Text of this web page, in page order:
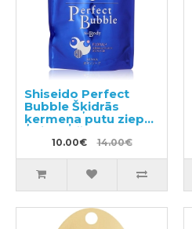
Shiseido Perfect
Bubble Šķidrās
ķermeņa putu ziepes
ar ilgstošu
dezodorējošu efektu
pildviela 350ml
10.00€ 14.00€